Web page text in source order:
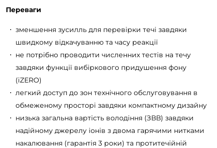
Переваги
зменшення зусилль для перевірки течі завдяки
швидкому відкачуванню та часу реакції
не потрібно проводити численних тестів на течу
завдяки функції вибіркового придушення фону
(iZERO)
легкий доступ до зон технічного обслуговування в
обмеженому просторі завдяки компактному дизайну
низька загальна вартість володіння (ЗВВ) завдяки
надійному джерелу іонів з двома гарячими нитками
накалювання (гарантія 3 роки) та протитечійній